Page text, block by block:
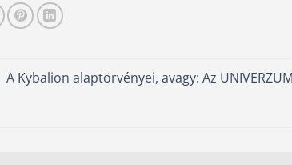
A Kybalion alaptörvényei, avagy: Az